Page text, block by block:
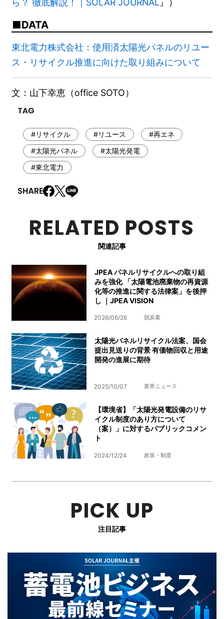
ら？ 徹底解説！｜SOLAR JOURNAL 』）
DATA
東北電力株式会社：使用済太陽光パネルのリユー
ス・リサイクル推進に向けた取り組みについて
文：山下幸恵（office SOTO）
#リサイクル #リユース
#再エネ
#太陽光パネル
#太陽光発電
#東北電力
RELATED POSTS
関連記事
JPEA パネルリサイクルへの取り組
みを強化 「太陽電池廃棄物の再資源
化等の推進に関する法律案」を後押
し ｜JPEA VISION
2026/06/26 脱炭素
太陽光パネルリサイクル法案、国会
提出見送りの背景 有価物回収と用途
開発の進展に期待
2025/10/07 業界ニュース
【環境省】「太陽光発電設備のリサ
イクル制度のあり方について
（案）」に対するパブリックコメン
ト
2024/12/24 政策・制度
PICK UP
注目記事